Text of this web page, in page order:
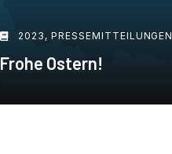
2023 ,PRESSEMITTEILUNGEN
Frohe Ostern!